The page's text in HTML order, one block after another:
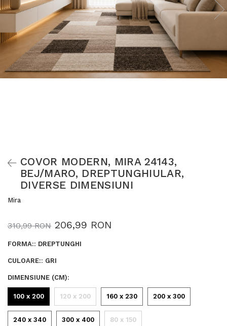
COVOR MODERN, MIRA 24143,
BEJ/MARO, DREPTUNGHIULAR,
DIVERSE DIMENSIUNI
Mira
310,99 RON 206,99 RON
FORMA:: DREPTUNGHI
CULOARE:: GRI
DIMENSIUNE (CM):
100 x 200 120 x 200 160 x 230 200 x 300
240 x 340 300 x 400 80 x 150